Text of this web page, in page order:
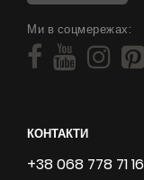
Ми в соцмережах:
КОНТАКТИ
+38 068 778 71 16